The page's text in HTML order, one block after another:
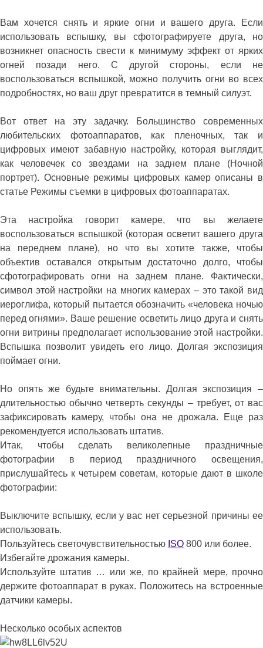
Вам хочется снять и яркие огни и вашего друга. Если
использовать вспышку, вы сфотографируете друга, но
возникнет опасность свести к минимуму эффект от ярких
огней позади него. С другой стороны, если не
воспользоваться вспышкой, можно получить огни во всех
подробностях, но ваш друг превратится в темный силуэт.
Вот ответ на эту задачку. Большинство современных
любительских фотоаппаратов, как пленочных, так и
цифровых имеют забавную настройку, которая выглядит,
как человечек со звездами на заднем плане (Ночной
портрет). Основные режимы цифровых камер описаны в
статье Режимы съемки в цифровых фотоаппаратах.
Эта настройка говорит камере, что вы желаете
воспользоваться вспышкой (которая осветит вашего друга
на переднем плане), но что вы хотите также, чтобы
объектив оставался открытым достаточно долго, чтобы
сфотографировать огни на заднем плане. Фактически,
символ этой настройки на многих камерах – это такой вид
иероглифа, который пытается обозначить «человека ночью
перед огнями». Ваше решение осветить лицо друга и снять
огни витрины предполагает использование этой настройки.
Вспышка позволит увидеть его лицо. Долгая экспозиция
поймает огни.
Но опять же будьте внимательны. Долгая экспозиция –
длительностью обычно четверть секунды – требует, от вас
зафиксировать камеру, чтобы она не дрожала. Еще раз
рекомендуется использовать штатив.
Итак, чтобы сделать великолепные праздничные
фотографии в период праздничного освещения,
прислушайтесь к четырем советам, которые дают в школе
фотографии:
Выключите вспышку, если у вас нет серьезной причины ее
использовать.
Пользуйтесь светочувствительностью ISO 800 или более.
Избегайте дрожания камеры.
Используйте штатив … или же, по крайней мере, прочно
держите фотоаппарат в руках. Положитесь на встроенные
датчики камеры.
Несколько особых аспектов